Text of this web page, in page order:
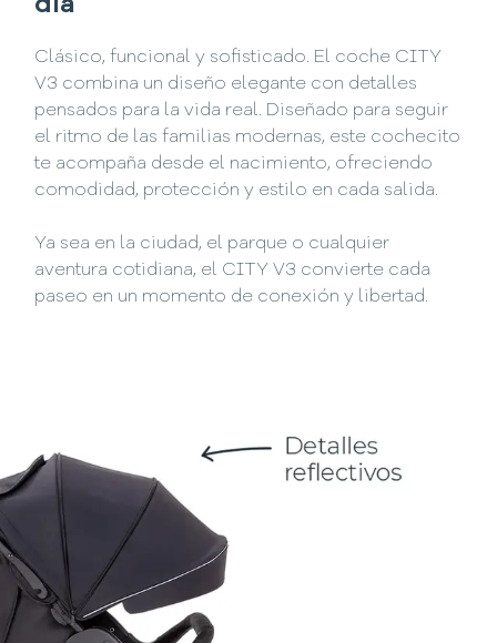
día
Clásico, funcional y sofisticado. El coche CITY
V3 combina un diseño elegante con detalles
pensados para la vida real. Diseñado para seguir
el ritmo de las familias modernas, este cochecito
te acompaña desde el nacimiento, ofreciendo
comodidad, protección y estilo en cada salida.
Ya sea en la ciudad, el parque o cualquier
aventura cotidiana, el CITY V3 convierte cada
paseo en un momento de conexión y libertad.